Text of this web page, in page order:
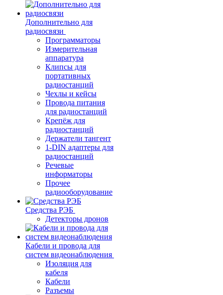
Дополнительно для
радиосвязи
Программаторы
Измерительная
аппаратура
Клипсы для
портативных
радиостанций
Чехлы и кейсы
Провода питания
для радиостанций
Крепёж для
радиостанций
Держатели тангент
1-DIN адаптеры для
радиостанций
Речевые
информаторы
Прочее
радиооборудование
Средства РЭБ
Детекторы дронов
Кабели и провода для
систем видеонаблюдения
Изоляция для
кабеля
Кабели
Разъемы